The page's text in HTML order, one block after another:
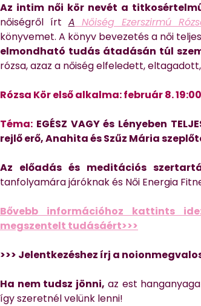
Az intim női kör nevét a
nőiségről írt A Nőiség Ezerszirmú
könyvemet. A könyv bevezetés a női
elmondható tudás átadásán túl
rózsa, azaz a nőiség elfeledett,
Rózsa Körelső alkalma:február 8.
Téma: EGÉSZ VAGY és Lényeben
rejlő erő, Anahita és Szűz Mária
Az előadás és meditációs
tanfolyamára járóknak és Női Energia
Bővebb információhoz kattints
megszentelt tudásáért>>>
>>> Jelentkezéshez írj a
Ha nem tudsz jönni, az est
így szeretnél velünk lenni!